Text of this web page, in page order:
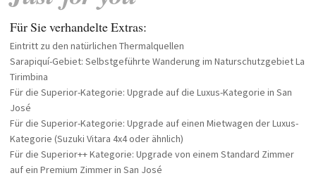
Für Sie verhandelte Extras:
Eintritt zu den natürlichen Thermalquellen
Sarapiquí-Gebiet: Selbstgeführte Wanderung im Naturschutzgebiet La
Tirimbina
Für die Superior-Kategorie: Upgrade auf die Luxus-Kategorie in San
José
Für die Superior-Kategorie: Upgrade auf einen Mietwagen der Luxus-
Kategorie (Suzuki Vitara 4x4 oder ähnlich)
Für die Superior++ Kategorie: Upgrade von einem Standard Zimmer
auf ein Premium Zimmer in San José